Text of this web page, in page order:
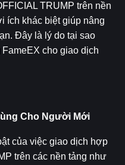
TRUMP trên nền
ích khác biệt giúp nâng
Đây là lý do tại sao
cho giao dịch
Cho Người Mới
của việc giao dịch hợp
trên các nền tảng như